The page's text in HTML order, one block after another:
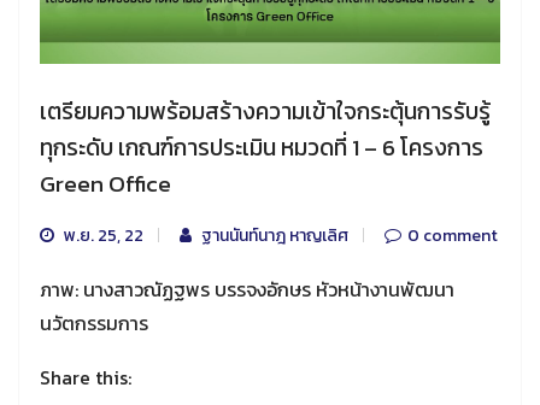
เตรียมความพร้อมสร้างความเข้าใจกระตุ้นการรับรู้
ทุกระดับ เกณฑ์การประเมิน หมวดที่ 1 – 6 โครงการ
Green Office
พ.ย. 25, 22 ฐานนันท์นาฎ หาญเลิศ 0 comment
ภาพ: นางสาวณัฏฐพร บรรจงอักษร หัวหน้างานพัฒนา
นวัตกรรมการ
Share this: